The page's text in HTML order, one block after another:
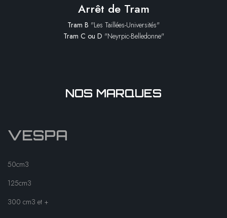
Arrêt de Tram
Tram B "Les Taillées-Universités"
Tram C ou D "Neyrpic-Belledonne"
NOS MARQUES
VESPA
50cm3
125cm3
300 cm3 et +